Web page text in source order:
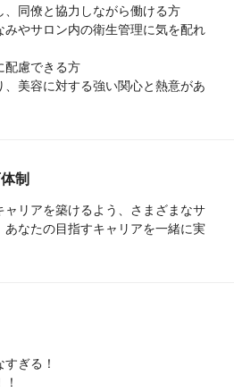
、同僚と協力しながら働ける方
みやサロン内の衛生管理に気を配れ
配慮できる方
、美容に対する強い関心と熱意があ
制
ャリアを築けるよう、さまざまなサ
あなたの目指すキャリアを一緒に実
ぎる！